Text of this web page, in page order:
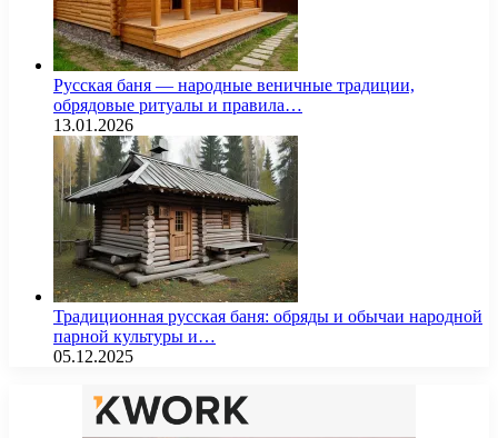
Русская баня — народные веничные традиции,
обрядовые ритуалы и правила…
13.01.2026
Традиционная русская баня: обряды и обычаи народной
парной культуры и…
05.12.2025